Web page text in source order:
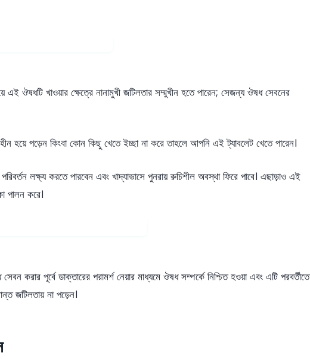
এই ঔষধটি খাওয়ার ক্ষেত্রে নানামুখী জটিলতার সম্মুখীন হতে পারেন; সেজন্য ঔষধ সেবনের
হয়ে পড়েন কিংবা কোন কিছু খেতে ইচ্ছা না করে তাহলে আপনি এই ট্যাবলেট খেতে পারেন।
লক্ষ্য করতে পারবেন এবং খাদ্যাভাসে পুনরায় রুচিশীল অবস্থা ফিরে পাবে। এছাড়াও এই
পালন করে।
করার পূর্বে ডাক্তারের পরামর্শ নেয়ার মাধ্যমে ঔষধ সম্পর্কে নিশ্চিত হওয়া এবং এটি পরবর্তীতে
জটিলতায় না পড়েন।